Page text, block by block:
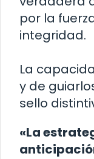
por la
integridad.
La
y de
sello
«La